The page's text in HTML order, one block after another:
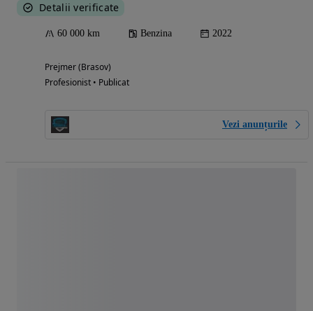
Detalii verificate
60 000 km Benzina 2022
Prejmer (Brasov)
Profesionist • Publicat
Vezi anunțurile